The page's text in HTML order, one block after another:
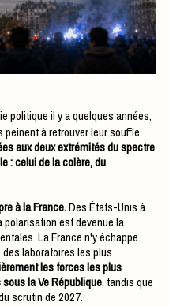
politique il y a quelques années,
à retrouver leur souffle.
aux deux extrémités du spectre
: celui de la colère, du
à la France.Des États-Unis à
est devenue la
La France n'y échappe
laboratoires les plus
les forces les plus
la Ve République, tandis que
scrutin de 2027.